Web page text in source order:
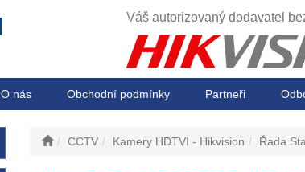
Váš autorizovaný dodavatel
O nás Obchodní podmínky Partneři
CCTV Kamery HDTVI - Hikvision Řada